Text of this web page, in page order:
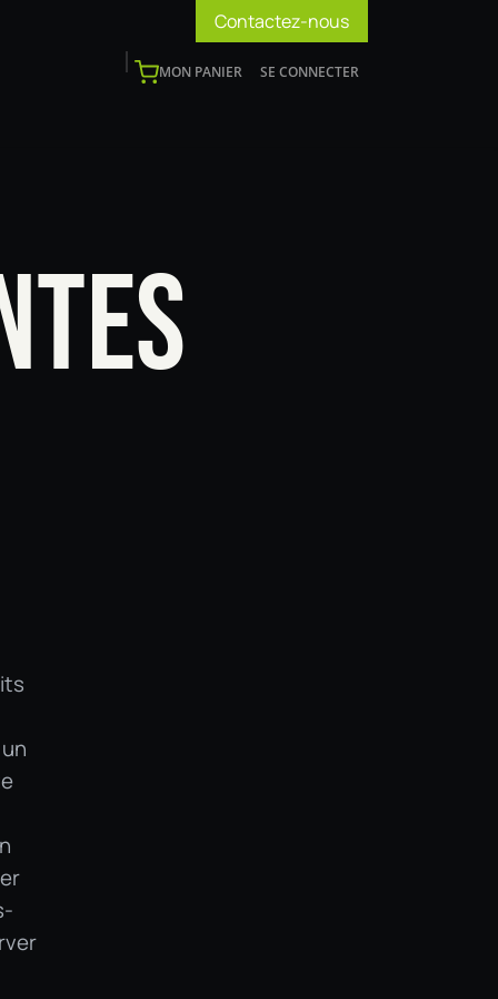
Contactez-nous
MON PANIER SE CONNECTER